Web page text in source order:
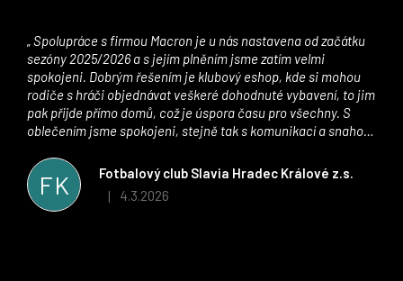
FK
Fotbalový club Slavia Hradec Králové z.s.
Hodnocení obchodu je 5 z 5 hvězdiček.
| 4.3.2026
sezóny 2025/2026 a s jejím plněním jsme zatím velmi
spokojeni. Dobrým řešením je klubový eshop, kde si mohou
rodiče s hráči objednávat veškeré dohodnuté vybavení, to jim
pak přijde přímo domů, což je úspora času pro všechny. S
oblečením jsme spokojeni, stejně tak s komunikací a snahou
stran. Věříme, že v tomto duchu bude spolupráce pokračovat
i nadále, nyní už začínáme řešit i první sady dresů ;)